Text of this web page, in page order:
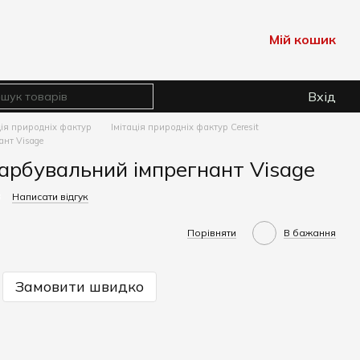
Мій кошик
Вхід
природніх фактур
Імітація природніх фактур Ceresit
Visage
імпрегнант Visage
Написати відгук
Порівняти В бажання
Замовити швидко